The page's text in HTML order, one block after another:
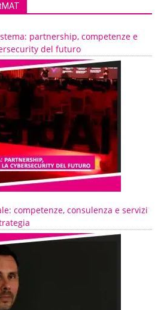
partnership, competenze e
del futuro
competenze, consulenza e servizi